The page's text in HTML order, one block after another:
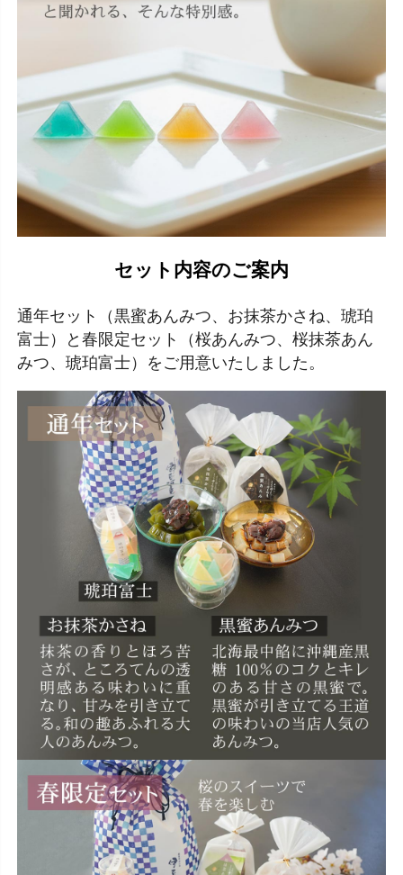
セット内容のご案内
通年セット（黒蜜あんみつ、お抹茶かさね、琥珀
富士）と春限定セット（桜あんみつ、桜抹茶あん
みつ、琥珀富士）をご用意いたしました。